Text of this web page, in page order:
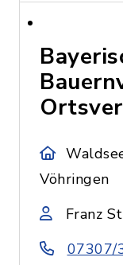
Vöhringen
Franz
07307/